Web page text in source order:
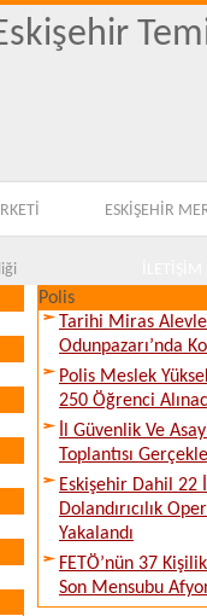
ESKİŞEHİR
Polis
Tarihi Miras
Odunpazarı’nda
Polis Meslek
250 Öğrenci
İl Güvenlik Ve
Toplantısı
Eskişehir Dahil
Dolandırıcılık
Yakalandı
FETÖ’nün 37
Son Mensubu